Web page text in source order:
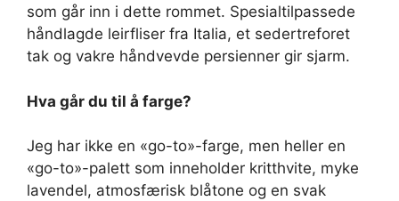
som går inn i dette rommet. Spesialtilpassede
håndlagde leirfliser fra Italia, et sedertreforet
tak og vakre håndvevde persienner gir sjarm.
Hva går du til å farge?
Jeg har ikke en «go-to»-farge, men heller en
«go-to»-palett som inneholder kritthvite, myke
lavendel, atmosfærisk blåtone og en svak